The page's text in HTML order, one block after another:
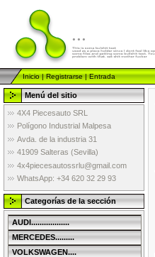
...
Inicio|Registrarse|Entrada
Menú del sitio
4X4 Piecesauto SRL
Polígono Industrial Malpesa
Avda. de la industria 31
41909 Salteras (Sevilla)
4x4piecesautossrlu@gmail.com
WhatsApp: +34 620 32 29 93
Categorías de la sección
AUDI..................
MERCEDES.........
VOLKSWAGEN....